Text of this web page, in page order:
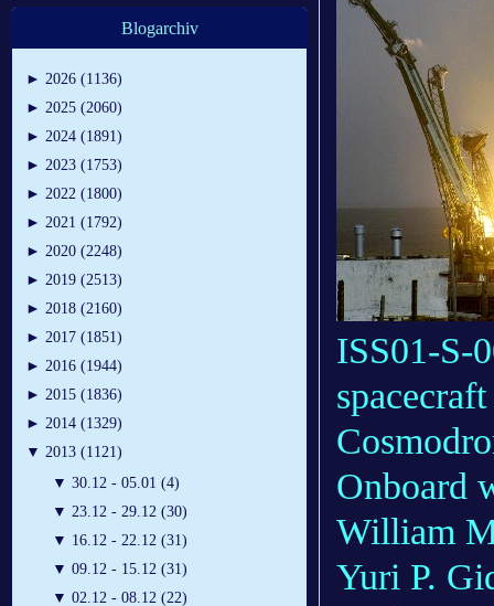
Blogarchiv
► 2026 (1136)
► 2025 (2060)
► 2024 (1891)
► 2023 (1753)
► 2022 (1800)
► 2021 (1792)
► 2020 (2248)
► 2019 (2513)
► 2018 (2160)
► 2017 (1851)
► 2016 (1944)
► 2015 (1836)
► 2014 (1329)
▼ 2013 (1121)
▼ 30.12 - 05.01 (4)
▼ 23.12 - 29.12 (30)
▼ 16.12 - 22.12 (31)
▼ 09.12 - 15.12 (31)
▼ 02.12 - 08.12 (22)
ISS01-S-
Onboard
William
Yuri P.